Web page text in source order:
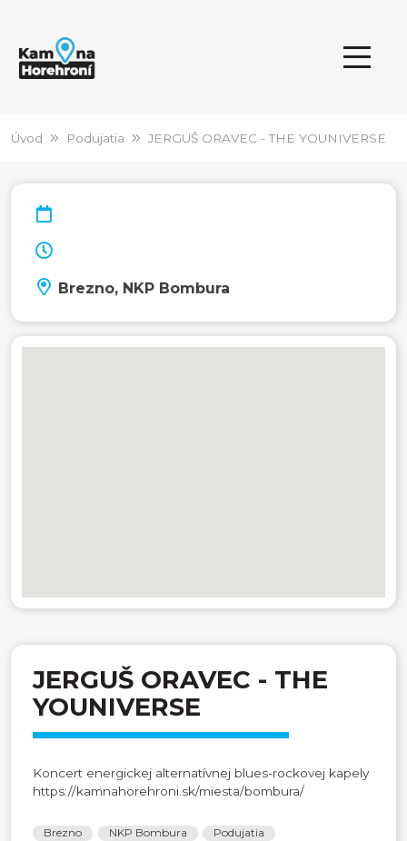
Úvod Podujatia JERGUŠ ORAVEC - THE YOUNIVERSE
Brezno, NKP Bombura
JERGUŠ ORAVEC - THE
YOUNIVERSE
Koncert energickej alternatívnej blues-rockovej kapely
https://kamnahorehroni.sk/miesta/bombura/
Brezno NKP Bombura Podujatia